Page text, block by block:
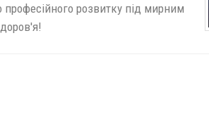
розвитку під мирним